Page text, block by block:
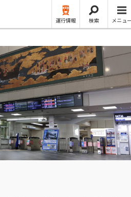
運行情報 検索 メニュ